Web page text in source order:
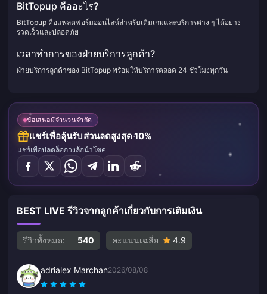
BitTopup คืออะไร?
BitTopup คือแพลตฟอร์มออนไลน์สำหรับเติมเกมและบริการต่าง ๆ ได้อย่าง
รวดเร็วและปลอดภัย
เวลาทำการของฝ่ายบริการลูกค้า?
ฝ่ายบริการลูกค้าของ BitTopup พร้อมให้บริการตลอด 24 ชั่วโมงทุกวัน
ข้อเสนอมีจำนวนจำกัด
แชร์เพื่อลุ้นรับส่วนลดสูงสุด 10%
แชร์เพื่อปลดล็อกวงล้อนำโชค
BEST LIVE รีวิวจากลูกค้าเกี่ยวกับการเติมเงิน
รีวิวทั้งหมด: 540 คะแนนเฉลี่ย 4.9
adrialex Marchan2026/08/08